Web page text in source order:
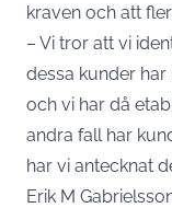
kraven och att
– Vi tror att vi
dessa kunder
och vi har då
andra fall har
har vi antecknat
Erik M